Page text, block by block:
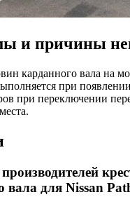
и причины
карданного вала на
при
при переключении
вала для Nissan